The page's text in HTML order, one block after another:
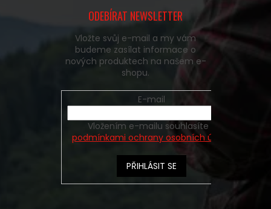
ODEBÍRAT NEWSLETTER
Vložte svůj e-mail a my vám
budeme zasílat informace o
nových produktech na našem e-
shopu.
E-mail
podmínkami ochrany osobních údajů
PŘIHLÁSIT SE